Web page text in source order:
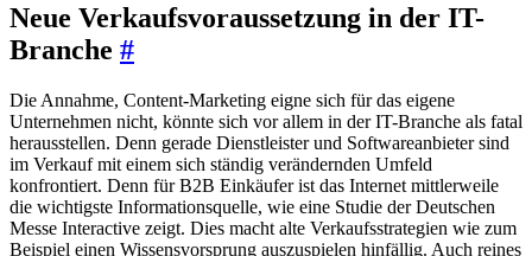
Neue Verkaufsvoraussetzung in der IT-
Branche #
Die Annahme, Content-Marketing eigne sich für das eigene
Unternehmen nicht, könnte sich vor allem in der IT-Branche als fatal
herausstellen. Denn gerade Dienstleister und Softwareanbieter sind
im Verkauf mit einem sich ständig verändernden Umfeld
konfrontiert. Denn für B2B Einkäufer ist das Internet mittlerweile
die wichtigste Informationsquelle, wie eine Studie der Deutschen
Messe Interactive zeigt. Dies macht alte Verkaufsstrategien wie zum
Beispiel einen Wissensvorsprung auszuspielen hinfällig. Auch reines